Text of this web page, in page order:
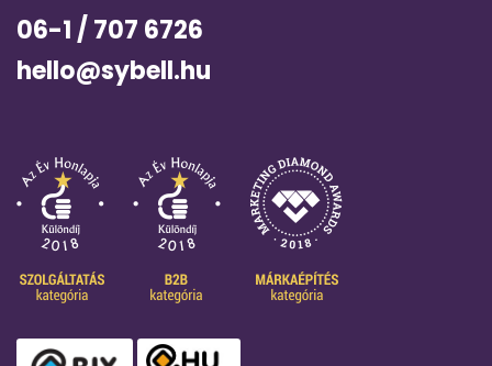
06-1 / 707 6726
hello@sybell.hu